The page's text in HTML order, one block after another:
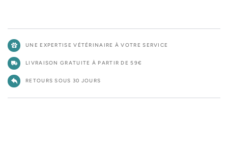
Bio
Single
Bio
UNE EXPERTISE VÉTÉRINAIRE À VOTRE SERVICE
LIVRAISON GRATUITE À PARTIR DE 59€
RETOURS SOUS 30 JOURS